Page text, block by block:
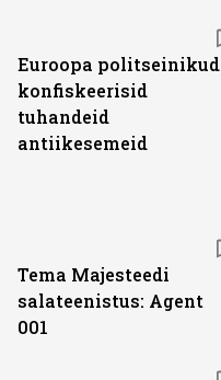
Euroopa politseinikud
konfiskeerisid
tuhandeid
antiikesemeid
Tema Majesteedi
salateenistus: Agent
001